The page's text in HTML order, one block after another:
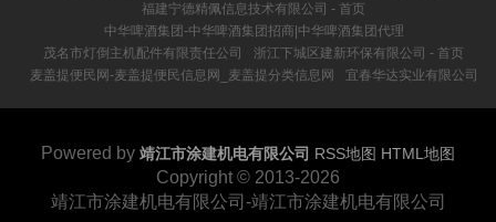
福建宁德精佩信息技术有限公司 - 首页
中华啤酒集团-中华啤酒集团招商|中华啤酒集团代理
茂名市灯倒主机配件有限责任公司
浙江下城区建新环保有限公司 - 首页
麦盖提便民网-麦盖提便民信息网_麦盖提分类信息网
宜春华达实业有限公司
Powered by 靖江市涂建机电有限公司 RSS地图 HTML地图
Copyright © 2013-2026
靖江市涂建机电有限公司-靖江市涂建机电有限公司